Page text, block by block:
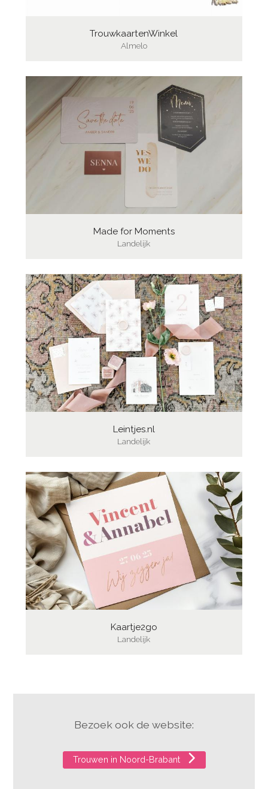
TrouwkaartenWinkel
Almelo
Made for Moments
Landelijk
Leintjes.nl
Landelijk
Kaartje2go
Landelijk
Bezoek ook de website:
Trouwen in Noord-Brabant